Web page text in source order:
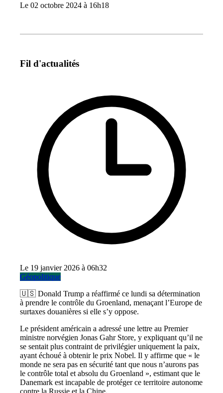
Le 02 octobre 2024 à 16h18
Fil d'actualités
Le 19 janvier 2026 à 06h32
Géopolitique
🇺🇸 Donald Trump a réaffirmé ce lundi sa détermination
à prendre le contrôle du Groenland, menaçant l’Europe de
surtaxes douanières si elle s’y oppose.
Le président américain a adressé une lettre au Premier
ministre norvégien Jonas Gahr Store, y expliquant qu’il ne
se sentait plus contraint de privilégier uniquement la paix,
ayant échoué à obtenir le prix Nobel. Il y affirme que « le
monde ne sera pas en sécurité tant que nous n’aurons pas
le contrôle total et absolu du Groenland », estimant que le
Danemark est incapable de protéger ce territoire autonome